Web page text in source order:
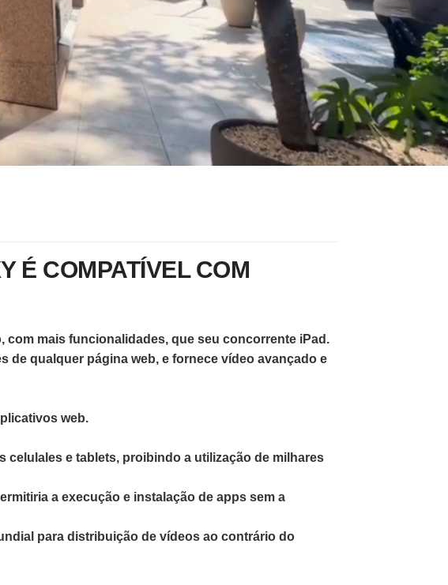
É COMPATÍVEL COM
com mais funcionalidades, que seu concorrente iPad.
de qualquer página web, e fornece vídeo avançado e
web.
e tablets, proibindo a utilização de milhares
a execução e instalação de apps sem a
para distribuição de vídeos ao contrário do